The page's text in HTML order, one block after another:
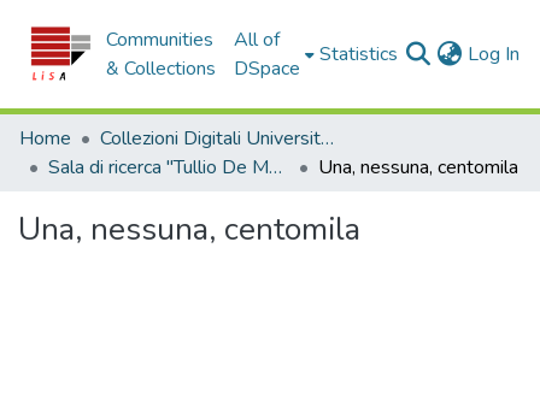
Communities
& Collections
All of
DSpace
Statistics Log In
Home
Collezioni Digitali Università della Calabria
Sala di ricerca "Tullio De Mauro"
Una, nessuna, centomila
Una, nessuna, centomila